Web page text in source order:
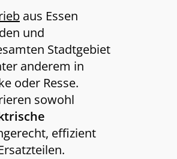
aus Essen
und
Stadtgebiet
anderem in
oder Resse.
sowohl
effizient